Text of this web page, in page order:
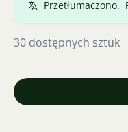
Przetłumaczono.
30 dostępnych sztuk